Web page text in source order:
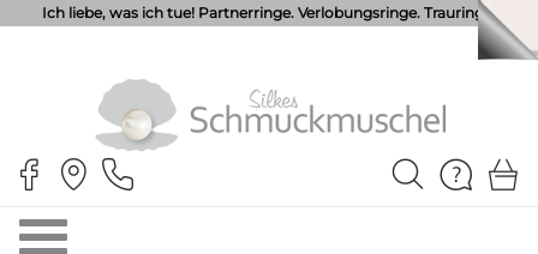
Ich liebe, was ich tue! Partnerringe. Verlobungsringe. Trauringe.